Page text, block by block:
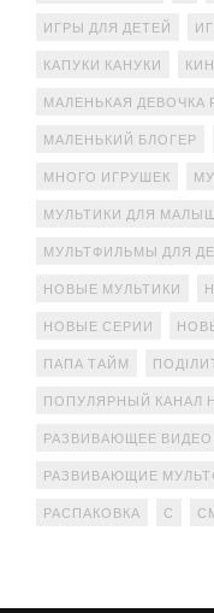
ИГРЫ ДЛЯ ДЕТЕЙ
КАПУКИ КАНУКИ
МАЛЕНЬКАЯ
МАЛЕНЬКИЙ БЛОГЕР
МНОГО ИГРУШЕК
МУЛЬТИКИ ДЛЯ
МУЛЬТФИЛЬМЫ ДЛЯ
НОВЫЕ МУЛЬТИКИ
НОВЫЕ СЕРИИ
ПАПА ТАЙМ
ПОПУЛЯРНЫЙ КАНАЛ
РАЗВИВАЮЩЕЕ ВИДЕО
РАЗВИВАЮЩИЕ
РАСПАКОВКА С